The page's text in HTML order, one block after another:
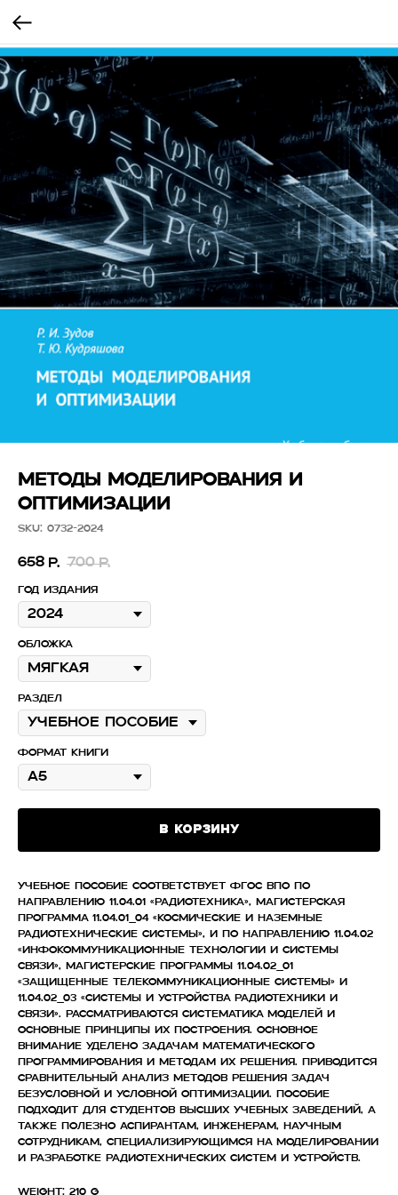
МЕТОДЫ МОДЕЛИРОВАНИЯ И
ОПТИМИЗАЦИИ
SKU: 0732-2024
658 р. 700 р.
Год издания
Обложка
Раздел
Формат книги
В корзину
Учебное пособие соответствует ФГОС ВПО по
направлению 11.04.01 «Радиотехника», магистерская
программа 11.04.01_04 «Космические и наземные
радиотехнические системы», и по направлению 11.04.02
«Инфокоммуникационные технологии и системы
связи», магистерские программы 11.04.02_01
«Защищенные телекоммуникационные системы» и
11.04.02_03 «Системы и устройства радиотехники и
связи». Рассматриваются систематика моделей и
основные принципы их построения. Основное
внимание уделено задачам математического
программирования и методам их решения. Приводится
сравнительный анализ методов решения задач
безусловной и условной оптимизации. Пособие
подходит для студентов высших учебных заведений, а
также полезно аспирантам, инженерам, научным
сотрудникам, специализирующимся на моделировании
и разработке радиотехнических систем и устройств.
Weight: 210 g